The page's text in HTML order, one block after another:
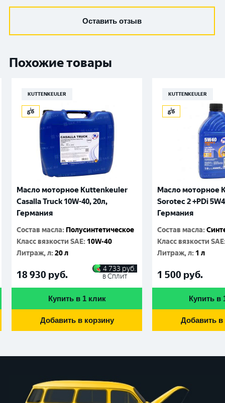
Оставить отзыв
Похожие товары
KUTTENKEULER
Масло моторное Kuttenkeuler
Casalla Truck 10W-40, 20л,
Германия
Состав масла: Полусинтетическое
Класс вязкости SAE: 10W-40
Литраж, л:20 л
18 930 руб.
4 733 руб.
в Сплит
Купить в 1 клик
Добавить в корзину
KUTTENKEULER
Масло моторное
Sorotec 2 +PDi
Германия
Состав масла:
Класс вязкости SAE
Литраж, л: 1 л
1 500 руб.
Купить в
Добавить в